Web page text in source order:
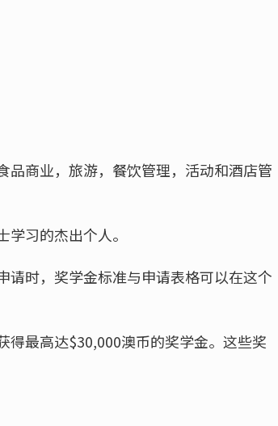
品商业，旅游，餐饮管理，活动和酒店管
习的杰出个人。
请时，奖学金标准与申请表格可以在这个
得最高达$30,000澳币的奖学金。这些奖